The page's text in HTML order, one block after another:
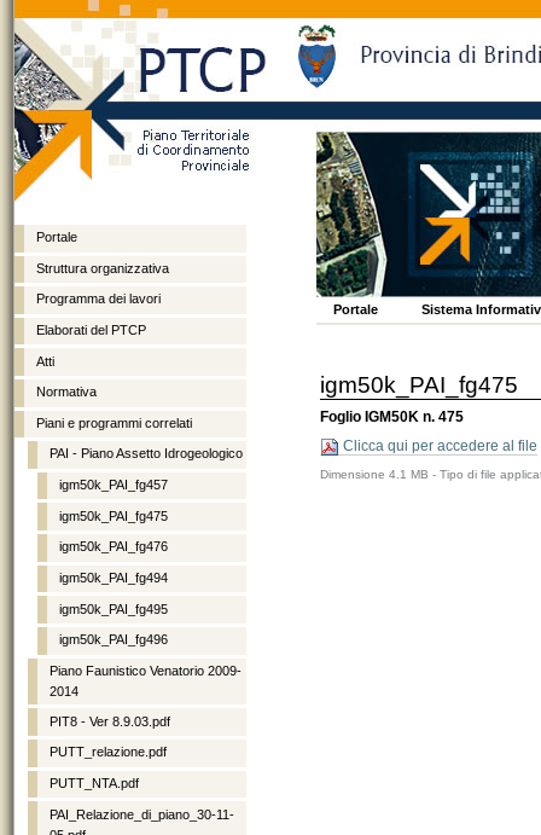
ai
contenuti.
Spostati
sulla
navigazione
Sezioni Portale Sistema
igm50k_PAI_fg475
Foglio IGM50K n. 475
Clicca qui per accedere al file
Dimensione 4.1 MB -Tipo di file
Portale
Struttura organizzativa
Programma dei lavori
Elaborati del PTCP
Atti
Normativa
Piani e programmi correlati
PAI - Piano Assetto Idrogeologico
igm50k_PAI_fg457
igm50k_PAI_fg475
igm50k_PAI_fg476
igm50k_PAI_fg494
igm50k_PAI_fg495
igm50k_PAI_fg496
Piano Faunistico Venatorio 2009-
2014
PIT8 - Ver 8.9.03.pdf
PUTT_relazione.pdf
PUTT_NTA.pdf
PAI_Relazione_di_piano_30-11-